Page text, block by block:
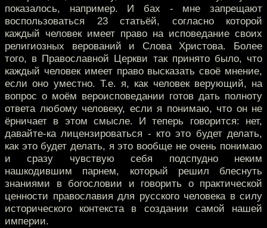
показалось, например. И бах - мне запрещают
воспользоваться 23 статьёй, согласно которой
каждый человек имеет право на исповедание своих
религиозных верований и Слова Христова. Более
того, в Православной Церкви так принято было, что
каждый человек имеет право высказать своё мнение,
если оно уместно. Т.е. я, как человек верующий, на
вопрос о моём вероисповедании готов дать полноту
ответа любому человеку, если я понимаю, что он не
ёрничает в этом смысле. И теперь говорится: нет,
давайте-ка лицензироваться - кто это будет делать,
как это будет делать, я это вообще не очень понимаю
и сразу чувствую себя подспудно неким
нашкодившим парнем, который решил блеснуть
знаниями в богословии и говорить о практической
ценности православия для русского человека в силу
исторического контекста в создании самой нашей
империи.